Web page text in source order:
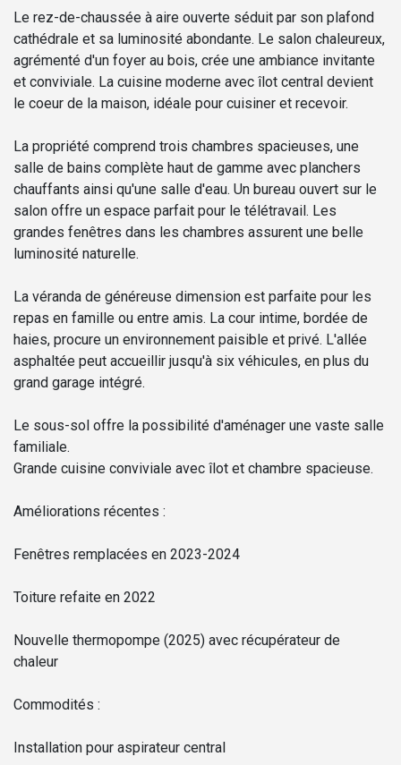
Le rez-de-chaussée à aire ouverte séduit par son plafond
cathédrale et sa luminosité abondante. Le salon chaleureux,
agrémenté d'un foyer au bois, crée une ambiance invitante
et conviviale. La cuisine moderne avec îlot central devient
le coeur de la maison, idéale pour cuisiner et recevoir.
La propriété comprend trois chambres spacieuses, une
salle de bains complète haut de gamme avec planchers
chauffants ainsi qu'une salle d'eau. Un bureau ouvert sur le
salon offre un espace parfait pour le télétravail. Les
grandes fenêtres dans les chambres assurent une belle
luminosité naturelle.
La véranda de généreuse dimension est parfaite pour les
repas en famille ou entre amis. La cour intime, bordée de
haies, procure un environnement paisible et privé. L'allée
asphaltée peut accueillir jusqu'à six véhicules, en plus du
grand garage intégré.
Le sous-sol offre la possibilité d'aménager une vaste salle
familiale.
Grande cuisine conviviale avec îlot et chambre spacieuse.
Améliorations récentes :
Fenêtres remplacées en 2023-2024
Toiture refaite en 2022
Nouvelle thermopompe (2025) avec récupérateur de
chaleur
Commodités :
Installation pour aspirateur central